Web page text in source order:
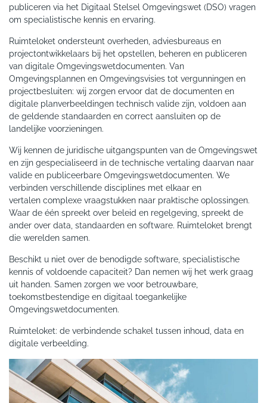
publiceren via het Digitaal Stelsel Omgevingswet (DSO) vragen
om specialistische kennis en ervaring.
Ruimteloket ondersteunt overheden, adviesbureaus en
projectontwikkelaars bij het opstellen, beheren en publiceren
van digitale Omgevingswetdocumenten. Van
Omgevingsplannen en Omgevingsvisies tot vergunningen en
projectbesluiten: wij zorgen ervoor dat de documenten en
digitale planverbeeldingen technisch valide zijn, voldoen aan
de geldende standaarden en correct aansluiten op de
landelijke voorzieningen.
Wij kennen de juridische uitgangspunten van de Omgevingswet
en zijn gespecialiseerd in de technische vertaling daarvan naar
valide en publiceerbare Omgevingswetdocumenten. We
verbinden verschillende disciplines met elkaar en
vertalen complexe vraagstukken naar praktische oplossingen.
Waar de één spreekt over beleid en regelgeving, spreekt de
ander over data, standaarden en software. Ruimteloket brengt
die werelden samen.
Beschikt u niet over de benodigde software, specialistische
kennis of voldoende capaciteit? Dan nemen wij het werk graag
uit handen. Samen zorgen we voor betrouwbare,
toekomstbestendige en digitaal toegankelijke
Omgevingswetdocumenten.
Ruimteloket: de verbindende schakel tussen inhoud, data en
digitale verbeelding.